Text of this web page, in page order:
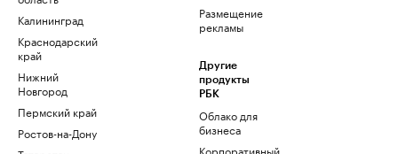
Калининград
Краснодарский
край
Нижний
Новгород
Пермский край
Ростов-на-Дону
Размещение
рекламы
Другие
продукты
РБК
Облако для
бизнеса
Корпоративный